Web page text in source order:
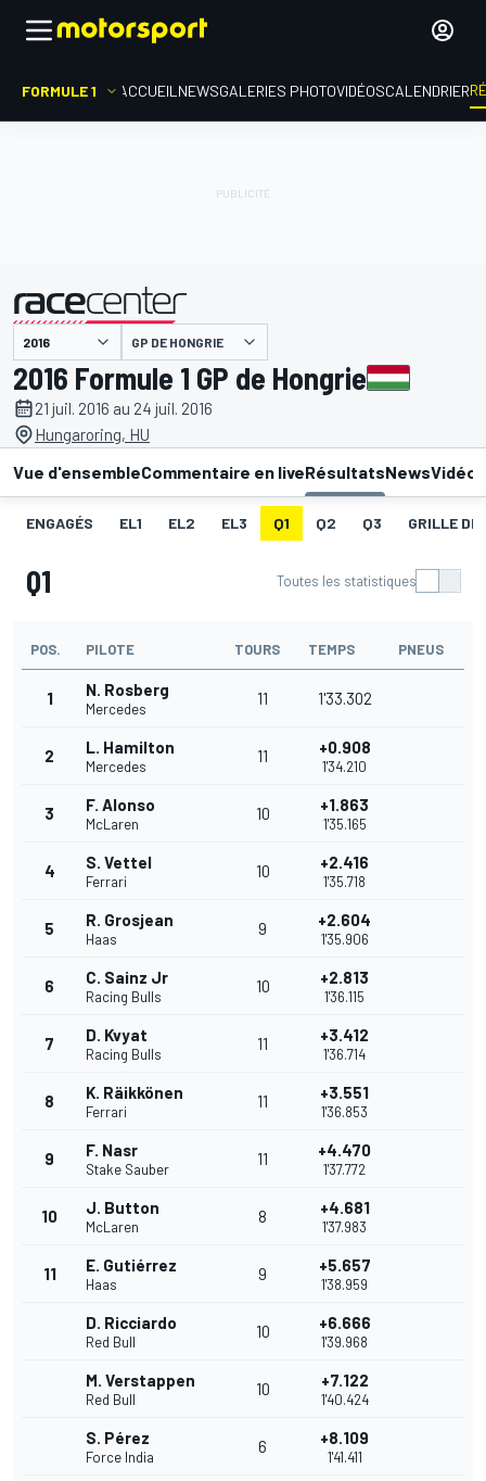
FORMULE 1 ACCUEIL NEWSGALERIES PHOTOVIDÉOSCALENDRIER
présenté par GP DE HONGRIE
2016 Formule 1 GP de Hongrie
21 juil. 2016 au 24 juil. 2016
Hungaroring, HU
Vue d'ensembleCommentaire en liveRésultatsNewsVidéos
ENGAGÉS EL1 EL2 EL3 Q1 Q2 Q3 GRILLE DE
Q1 Toutes les statistiques
POS. PILOTE TOURS TEMPS PNEUS
1 N. Rosberg
Mercedes
11 1'33.302
2 L. Hamilton
Mercedes
11 +0.908
1'34.210
3 F. Alonso
McLaren
10 +1.863
1'35.165
4 S. Vettel
Ferrari
10 +2.416
1'35.718
5 R. Grosjean
Haas
9 +2.604
1'35.906
6 C. Sainz Jr
Racing Bulls
10 +2.813
1'36.115
7 D. Kvyat
Racing Bulls
11 +3.412
1'36.714
8 K. Räikkönen
Ferrari
11 +3.551
1'36.853
9 F. Nasr
Stake Sauber
11 +4.470
1'37.772
10 J. Button
McLaren
8 +4.681
1'37.983
11 E. Gutiérrez
Haas
9 +5.657
1'38.959
D. Ricciardo
Red Bull
10 +6.666
1'39.968
M. Verstappen
Red Bull
10 +7.122
1'40.424
S. Pérez
Force India
6 +8.109
1'41.411